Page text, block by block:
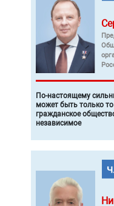
По-настоящему
может быть только
гражданское
независимое